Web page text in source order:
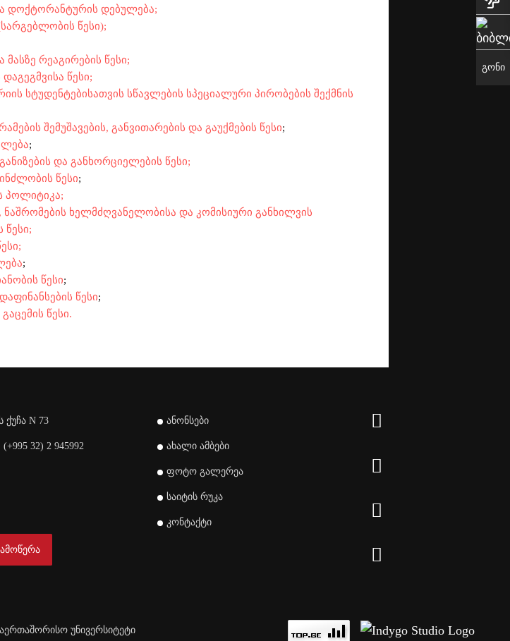
გონი
დოქტორანტურის დებულება;
წესი);
რეაგირების წესი;
წესი;
სტუდენტებისათვის სწავლების სპეციალური პირობების შექმნის
შემუშავების, განვითარების და გაუქმების წესი;
;
და განხორციელების წესი;
წესი;
პოლიტიკა;
ხელმძღვანელობისა და კომისიური განხილვის
წესი;
;
წესი;
წესი;
წესი.
N 73
(+995 32) 2 945992
ანონსები
ახალი ამბები
ფოტო გალერეა
საიტის რუკა
კონტაქტი
უნივერსიტეტი